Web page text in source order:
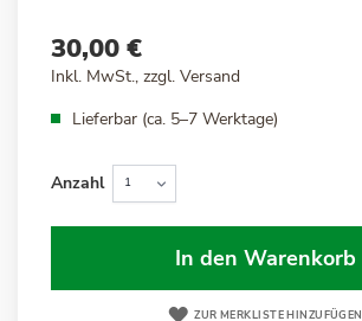
30,00 €
Inkl. MwSt., zzgl. Versand
Lieferbar (ca. 5–7 Werktage)
Anzahl
In den Warenkorb
ZUR MERKLISTE HINZUFÜGEN